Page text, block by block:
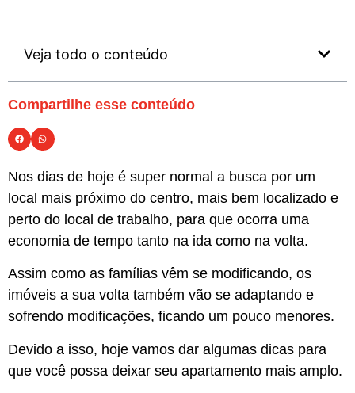
Veja todo o conteúdo
Compartilhe esse conteúdo
Nos dias de hoje é super normal a busca por um
local mais próximo do centro, mais bem localizado e
perto do local de trabalho, para que ocorra uma
economia de tempo tanto na ida como na volta.
Assim como as famílias vêm se modificando, os
imóveis a sua volta também vão se adaptando e
sofrendo modificações, ficando um pouco menores.
Devido a isso, hoje vamos dar algumas dicas para
que você possa deixar seu apartamento mais amplo.